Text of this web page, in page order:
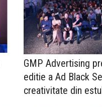
GMP Advertising
editie a Ad Black
creativitate din